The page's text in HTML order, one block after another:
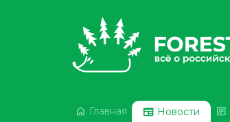
 Главная  Новости 